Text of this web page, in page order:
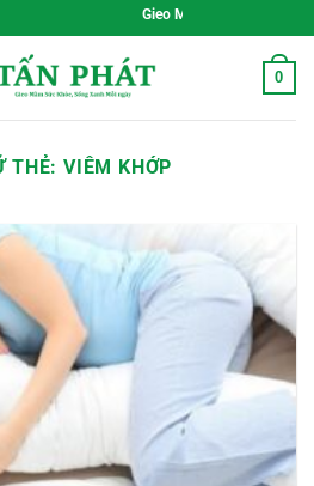
Gieo Mầm Sức Khỏe, Sống Xanh Mỗi
0
THẺ:VIÊM KHỚP